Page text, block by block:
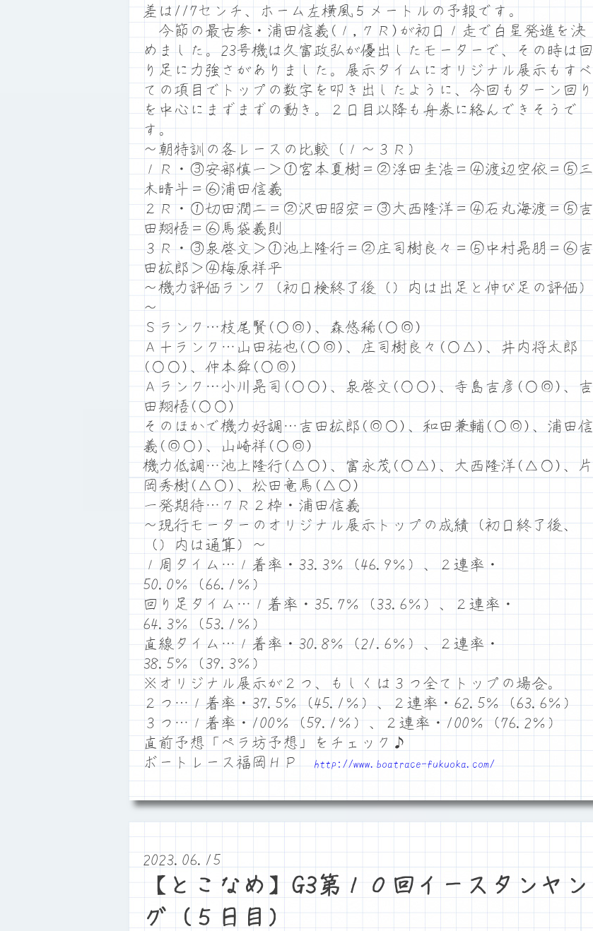
差は117センチ、ホーム左横風５メートルの予報です。
今節の最古参・浦田信義(１,７Ｒ)が初日１走で白星発進を決
めました。23号機は久富政弘が優出したモーターで、その時は回
り足に力強さがありました。展示タイムにオリジナル展示もすべ
ての項目でトップの数字を叩き出したように、今回もターン回り
を中心にまずまずの動き。２日目以降も舟券に絡んできそうで
す。
～朝特訓の各レースの比較（１～３Ｒ）
１Ｒ・③安部慎一＞①宮本夏樹＝②浮田圭浩＝④渡辺空依＝⑤三
木晴斗＝⑥浦田信義
２Ｒ・①切田潤二＝②沢田昭宏＝③大西隆洋＝④石丸海渡＝⑤吉
田翔悟＝⑥馬袋義則
３Ｒ・③泉啓文＞①池上隆行＝②庄司樹良々＝⑤中村晃朋＝⑥吉
田拡郎＞④梅原祥平
～機力評価ランク（初日検終了後（）内は出足と伸び足の評価）
～
Ｓランク…枝尾賢(○◎)、森悠稀(○◎)
Ａ＋ランク…山田祐也(○◎)、庄司樹良々(○△)、井内将太郎
(○○)、仲本舜(○◎)
Ａランク…小川晃司(○○)、泉啓文(○○)、寺島吉彦(○◎)、吉
田翔悟(○○)
そのほかで機力好調…吉田拡郎(◎○)、和田兼輔(○◎)、浦田信
義(◎○)、山崎祥(○◎)
機力低調…池上隆行(△○)、富永茂(○△)、大西隆洋(△○)、片
岡秀樹(△○)、松田竜馬(△○)
一発期待…７Ｒ２枠・浦田信義
～現行モーターのオリジナル展示トップの成績（初日終了後、
（）内は通算）～
１周タイム…１着率・33.3％（46.9％）、２連率・
50.0％（66.1％）
回り足タイム…１着率・35.7％（33.6％）、２連率・
64.3％（53.1％）
直線タイム…１着率・30.8％（21.6％）、２連率・
38.5％（39.3％）
※オリジナル展示が２つ、もしくは３つ全てトップの場合。
２つ…１着率・37.5％（45.1％）、２連率・62.5％（63.6％）
３つ…１着率・100％（59.1％）、２連率・100％（76.2％）
直前予想「ペラ坊予想」をチェック♪
ボートレース福岡ＨＰhttp://www.boatrace-fukuoka.com/
2023.06.15
【とこなめ】G3第１０回イースタンヤン
グ（５日目）